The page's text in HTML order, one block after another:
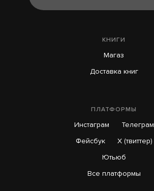
КНИГИ
Магаз
Доставка книг
ПЛАТФОРМЫ
Инстаграм
Телеграм
Фейсбук
X (твиттер)
Ютьюб
Все платформы